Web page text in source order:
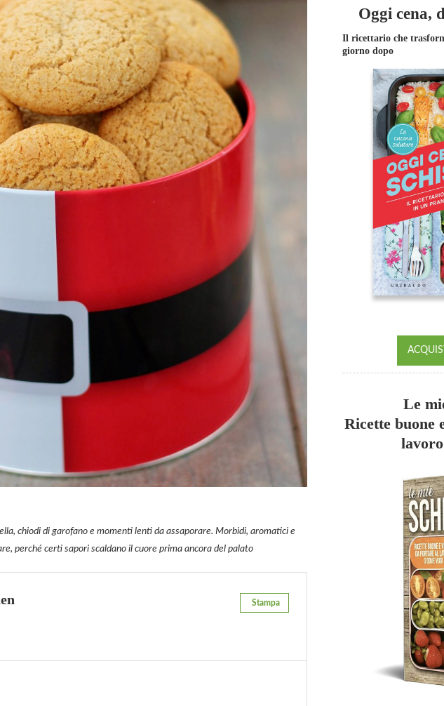
chiodi di garofano e momenti lenti da assaporare. Morbidi, aromatici e
perché certi sapori scaldano il cuore prima ancora del palato
Stampa
Oggi cena,
Il ricettario che
giorno dopo
Le
Ricette buone